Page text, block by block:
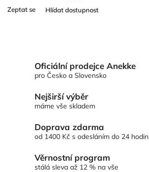
Zeptat se
Oficiální prodejce Anekke
pro Česko a Slovensko
Nejširší výběr
máme vše skladem
Doprava zdarma
od 1400 Kč s odesláním do 24 hodin
Věrnostní program
stálá sleva až 12 % na vše